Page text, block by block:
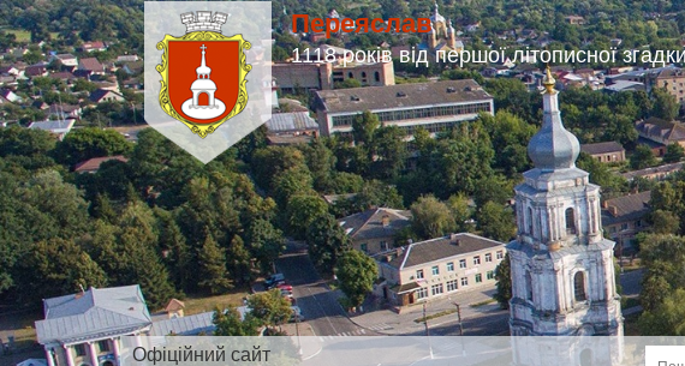
Переяслав
1118 років від першої літописної
Офіційний сайт